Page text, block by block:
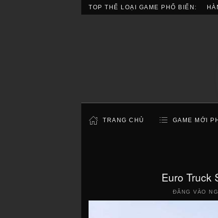
TOP THỂ LOẠI GAME PHỔ BIẾN:
TRANG CHỦ GAME MỚI
Euro Truck
ĐĂNG VÀO